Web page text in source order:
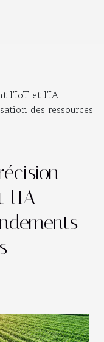
l'IoT et l'IA
des ressources
l'IA